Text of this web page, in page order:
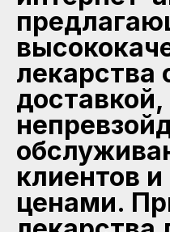
лекарства
доставкой,
клиентов
ценами.